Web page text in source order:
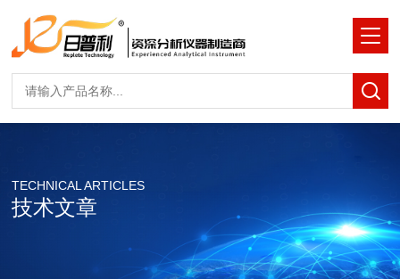
TECHNICAL ARTICLES
技术文章